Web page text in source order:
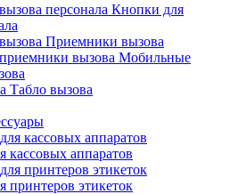
Кнопки для
Приемники вызова
Мобильные
Табло вызова
кассовых аппаратов
принтеров этикеток